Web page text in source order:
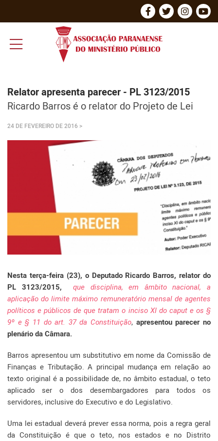
Relator apresenta parecer - PL 3123/2015
Ricardo Barros é o relator do Projeto de Lei
24 DE FEVEREIRO DE 2016 >
Nesta terça-feira (23), o Deputado Ricardo Barros, relator do
PL 3123/2015,
que disciplina, em âmbito nacional, a
aplicação do limite máximo remuneratório mensal de agentes
políticos e públicos de que tratam o inciso XI do caput e os §
9º e § 11 do art. 37 da Constituição, apresentou parecer no
plenário da Câmara.
Barros apresentou um substitutivo em nome da Comissão de
Finanças e Tributação. A principal mudança em relação ao
texto original é a possibilidade de, no âmbito estadual, o teto
aplicado ser o dos desembargadores para todos os
servidores, inclusive do Executivo e do Legislativo.
Uma lei estadual deverá prever essa norma, pois a regra geral
da Constituição é que o teto, nos estados e no Distrito